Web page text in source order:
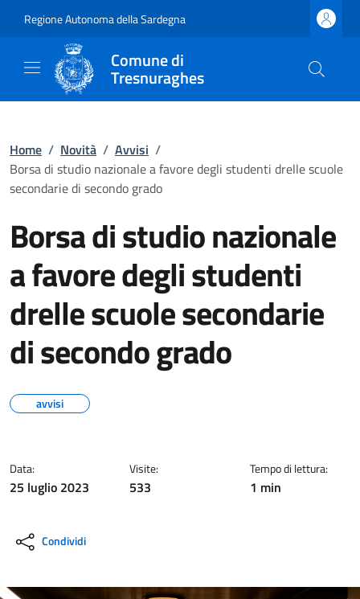
Regione Autonoma della Sardegna
Comune di
Tresnuraghes
Home / Novità / Avvisi /
Borsa di studio nazionale a favore degli studenti drelle scuole
secondarie di secondo grado
Borsa di studio nazionale
a favore degli studenti
drelle scuole secondarie
di secondo grado
avvisi
Data:
25 luglio 2023
Visite:
533
Tempo di lettura:
1 min
Condividi